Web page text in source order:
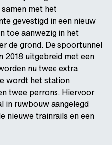
met het
gevestigd in een nieuw
toe aanwezig in het
de grond. De spoortunnel
2018 uitgebreid met een
nu twee extra
wordt het station
twee perrons. Hiervoor
in ruwbouw aangelegd
nieuwe trainrails en een